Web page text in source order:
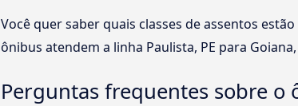
Você quer saber quais classes de assentos
ônibus atendem a linha Paulista, PE para
Perguntas frequentes sobre o